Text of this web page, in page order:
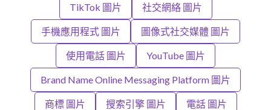
TikTok 圖片 社交網絡 圖片
手機應用程式 圖片 圖像式社交媒體 圖片
使用電話 圖片 YouTube 圖片
Brand Name Online Messaging Platform 圖片
商標 圖片 搜索引擎 圖片 電話 圖片